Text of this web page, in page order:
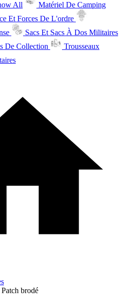
All
Matériel De Camping
Et Forces De L'ordre
Sacs Et Sacs À Dos Militaires
De Collection
Trousseaux
brodé